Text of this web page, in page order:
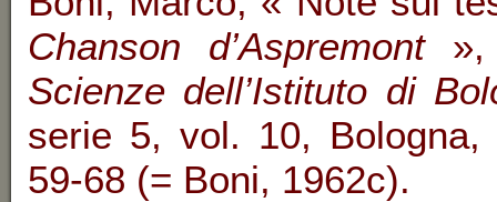
Chanson d’Aspremont
Scienze dell’Istituto di
serie 5, vol. 10, Bologna,
59-68 (= Boni, 1962c).